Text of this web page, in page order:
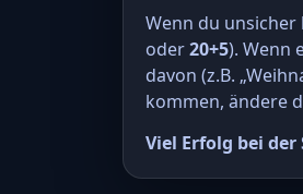
Wenn du
oder20+5). Wenn
davon (z.B.
kommen, ändere
Viel Erfolg bei der